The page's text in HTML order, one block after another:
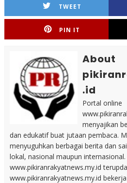
TWEET
PIN IT
About
.id
Portal online
menyajikan
dan edukatif buat jutaan pembaca.
menyuguhkan berbagai berita dan
lokal, nasional maupun internasional.
www.pikiranrakyatnews.my.id
www.pikiranrakyatnews.my.id